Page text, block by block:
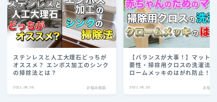
ステンレスと人工大理石どっちが
オススメ？ エンボス加工のシンク
の掃除法とは？
2021.06.06 お悩み相談
【バランスが大事！】マット
要性・掃除用クロスの洗濯法
ロームメッキのはがれ防止！
2021.06.30 お悩み